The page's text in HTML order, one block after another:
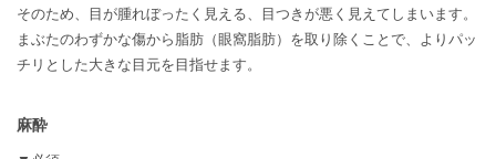
そのため、目が腫れぼったく見える、目つきが悪く見えてしまいます。
まぶたのわずかな傷から脂肪（眼窩脂肪）を取り除くことで、よりパッ
チリとした大きな目元を目指せます。
麻酔